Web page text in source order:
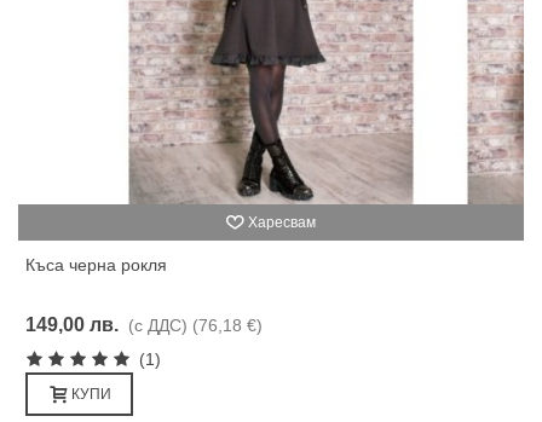
Харесвам
Къса черна рокля
149,00 лв. (с ДДС) (76,18 €)
(1)
КУПИ